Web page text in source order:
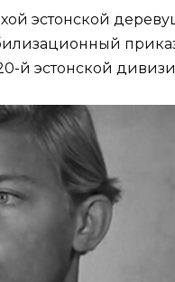
эстонской
й эстонской